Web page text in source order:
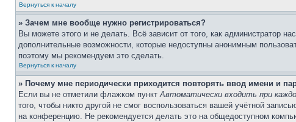
Вернуться к началу
» Зачем мне вообще нужно регистрироваться?
Вы можете этого и не делать. Всё зависит от того, как администратор
дополнительные возможности, которые недоступны анонимным
поэтому мы рекомендуем это сделать.
Вернуться к началу
» Почему мне периодически приходится повторять ввод имени и
Если вы не отметили флажком пунктАвтоматически входить при
того, чтобы никто другой не смог воспользоваться вашей учётной
на конференцию. Не рекомендуется делать это на общедоступном